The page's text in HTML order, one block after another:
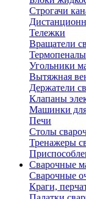
Строгачи
Тележки
Вращатели
Термопеналы
Угольники
Вытяжная
Держатели
Клапаны
Машинки для
Печи
Столы
Тренажеры
Сварочные
Сварочные
Краги,